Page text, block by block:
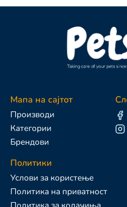
Мапа на сајтот
Производи
Категории
Брендови
Политики
Услови за користење
Политика на приватност